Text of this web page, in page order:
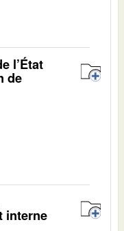
l’État
de
interne